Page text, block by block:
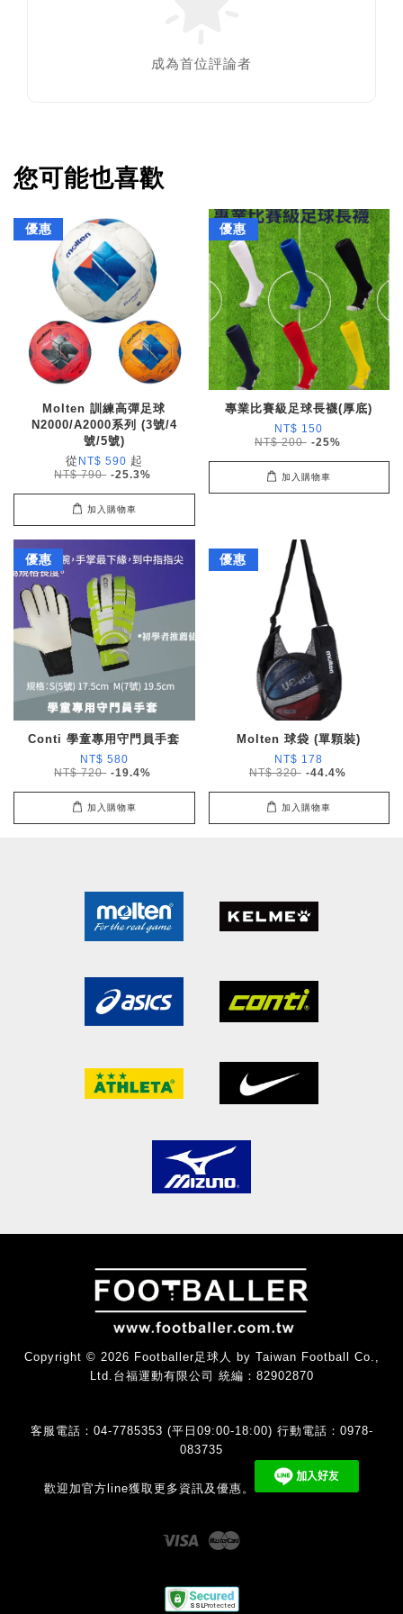
成為首位評論者
您可能也喜歡
優惠
Molten 訓練高彈足球
N2000/A2000系列 (3號/4
號/5號)
從 NT$ 590 起
NT$ 790 -25.3%
加入購物車
優惠
專業比賽級足球長襪(厚底)
NT$ 150
NT$ 200 -25%
加入購物車
優惠
Conti 學童專用守門員手套
NT$ 580
NT$ 720 -19.4%
加入購物車
優惠
Molten 球袋 (單顆裝)
NT$ 178
NT$ 320 -44.4%
加入購物車
Copyright © 2026 Footballer足球人 by Taiwan Football Co.,
Ltd.台福運動有限公司 統編：82902870
客服電話：04-7785353 (平日09:00-18:00) 行動電話：0978-
083735
歡迎加官方line獲取更多資訊及優惠。
Visa